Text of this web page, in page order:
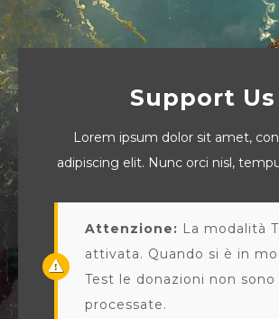
Support Us
Lorem ipsum dolor sit amet,
adipiscing elit. Nunc orci nisl,
Attenzione: La modalità
attivata. Quando si è in
Test le donazioni non sono
processate.